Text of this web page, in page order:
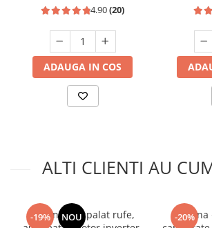
4.90(20)
ADAUGA IN COS
ALTI CLIENTI AU
-19% NOU
Masina de spalat rufe,
-20%
Masina